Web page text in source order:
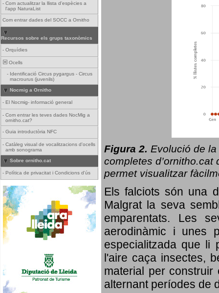
- Com actualitzar la llista d'espècies a
l'app NaturaList
Com entrar dades del SOCC a Ornitho
Recursos sobre els grups taxonòmics
- Orquídies
Ocells
- Identificació Circus pygargus - Circus
macrourus (juvenils)
Nocmig a Ornitho
- El Nocmig- informació general
- Com entrar les teves dades NocMig a
ornitho.cat?
- Guia introductòria NFC
- Catàleg visual de vocalitzacions d'ocells
amb sonograma
Sobre ornitho.cat
- Política de privacitat i Condicions d'ús
Figura 2. Evolució de la
completes d’ornitho.cat
permet visualitzar
Els falciots són una
Malgrat la seva
emparentats. Les
aerodinàmic i unes
especialitzada que li
l'aire caça insectes,
material per
alternant períodes de